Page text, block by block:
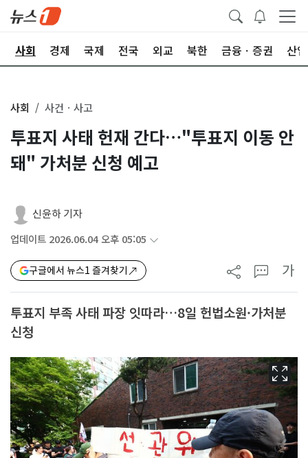
사회 경제 국제 전국 외교 북한 금융ㆍ증권 산업
사회 사건ㆍ사고
투표지 사태 헌재 간다…"투표지 이동 안
돼" 가처분 신청 예고
신윤하 기자
업데이트 2026.06.04 오후 05:05
구글에서 뉴스1 즐겨찾기 가
투표지 부족 사태 파장 잇따라…8일 헌법소원·가처분
신청